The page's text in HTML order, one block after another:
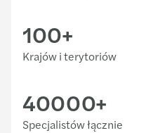
100+
Krajów i terytoriów
40000+
Specjalistów łącznie